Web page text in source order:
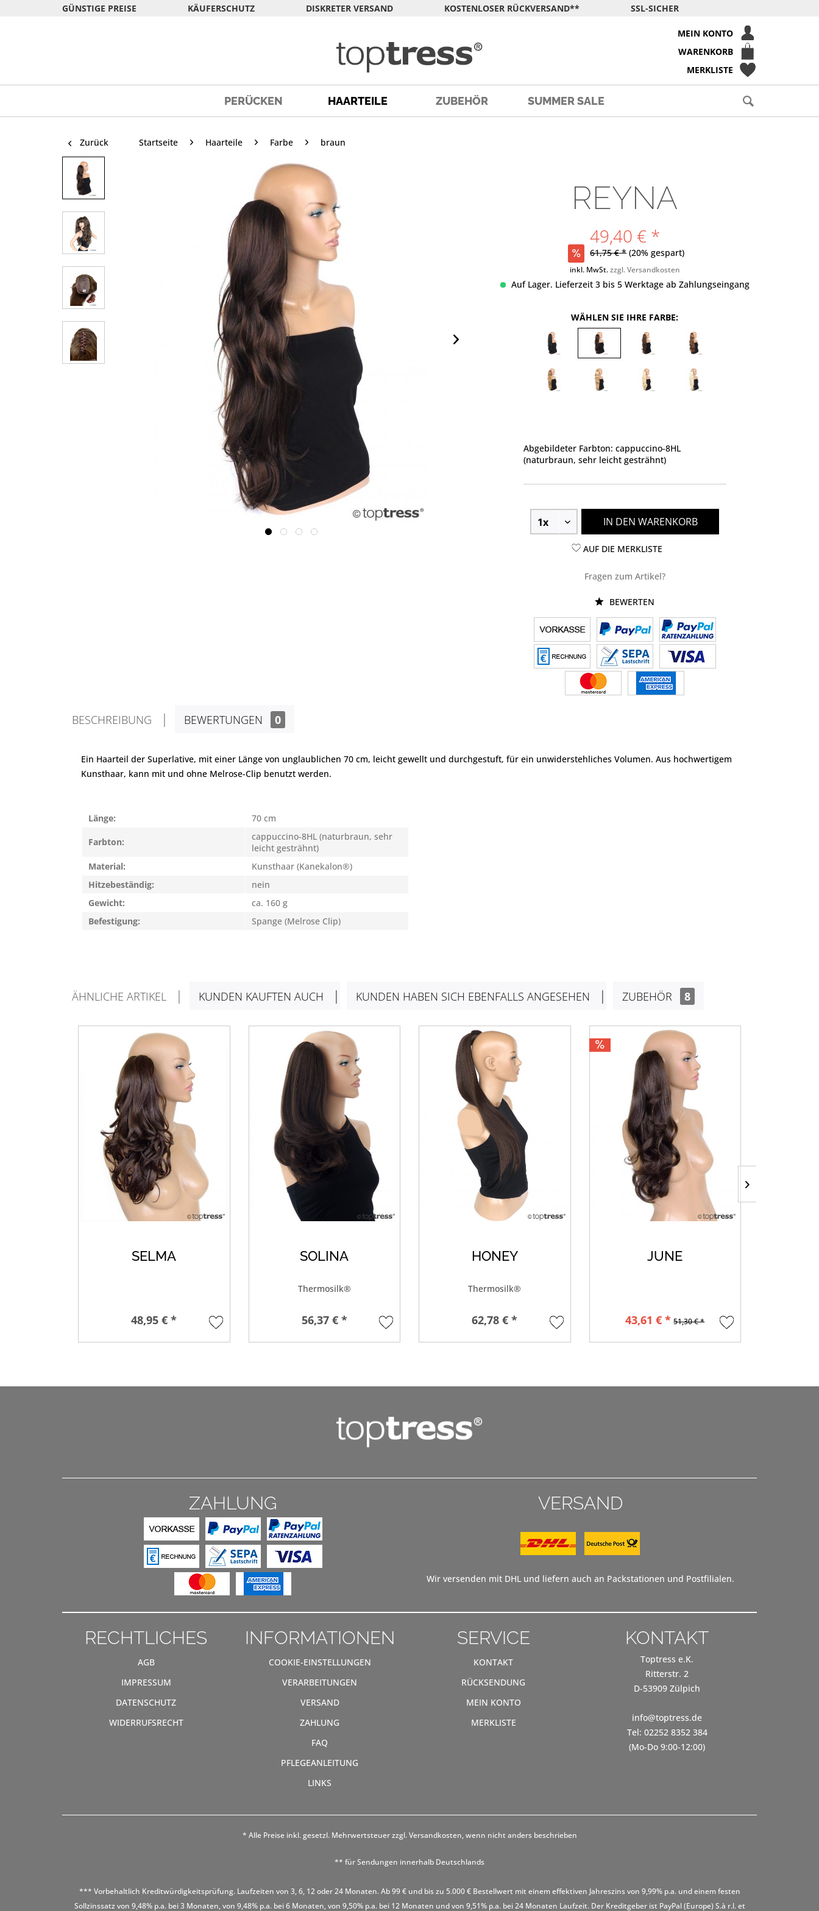
GÜNSTIGE PREISE KÄUFERSCHUTZ DISKRETER VERSAND KOSTENLOSER RÜCKVERSAND** SSL-SICHER
MEIN KONTO
WARENKORB
MERKLISTE
PERÜCKEN HAARTEILE ZUBEHÖR SUMMER SALE
Zurück Startseite Haarteile Farbe braun
REYNA
49,40 € *
61,75 € * (20% gespart)
inkl. MwSt.zzgl. Versandkosten
Auf Lager. Lieferzeit 3 bis 5 Werktage ab Zahlungseingang
WÄHLEN SIE IHRE FARBE:
Abgebildeter Farbton: cappuccino-8HL
(naturbraun, sehr leicht gesträhnt)
IN DEN WARENKORB
AUF DIE MERKLISTE
Fragen zum Artikel?
BEWERTEN
BESCHREIBUNG BEWERTUNGEN 0
Ein Haarteil der Superlative, mit einer Länge von unglaublichen 70 cm, leicht gewellt und durchgestuft, für ein unwiderstehliches Volumen. Aus hochwertigem
Kunsthaar, kann mit und ohne Melrose-Clip benutzt werden.
Länge: 70 cm
Farbton:
cappuccino-8HL (naturbraun, sehr
leicht gesträhnt)
Material:
Kunsthaar (Kanekalon®)
Hitzebeständig:
nein
Gewicht:
ca. 160 g
Befestigung:
Spange (Melrose Clip)
ÄHNLICHE ARTIKEL KUNDEN KAUFTEN AUCH KUNDEN HABEN SICH EBENFALLS ANGESEHEN ZUBEHÖR 8
SELMA
48,95 € *
SOLINA
Thermosilk®
56,37 € *
HONEY
Thermosilk®
62,78 € *
JUNE
43,61 € * 51,30 € *
ZAHLUNG VERSAND
Wir versenden mit DHL und liefern auch an Packstationen und Postfilialen.
RECHTLICHES
AGB
IMPRESSUM
DATENSCHUTZ
WIDERRUFSRECHT
INFORMATIONEN
COOKIE-EINSTELLUNGEN
VERARBEITUNGEN
VERSAND
ZAHLUNG
FAQ
PFLEGEANLEITUNG
LINKS
SERVICE
KONTAKT
RÜCKSENDUNG
MEIN KONTO
MERKLISTE
KONTAKT
Toptress e.K.
Ritterstr. 2
D-53909 Zülpich
info@toptress.de
Tel: 02252 8352 384
(Mo-Do 9:00-12:00)
* Alle Preise inkl. gesetzl. Mehrwertsteuer zzgl.Versandkosten, wenn nicht anders beschrieben
** für Sendungen innerhalb Deutschlands
*** Vorbehaltlich Kreditwürdigkeitsprüfung. Laufzeiten von 3, 6, 12 oder 24 Monaten. Ab 99 € und bis zu 5.000 € Bestellwert mit einem effektiven Jahreszins von 9,99% p.a. und einem festen
Sollzinssatz von 9,48% p.a. bei 3 Monaten, von 9,48% p.a. bei 6 Monaten, von 9,50% p.a. bei 12 Monaten und von 9,51% p.a. bei 24 Monaten Laufzeit. Der Kreditgeber ist PayPal (Europe) S.à r.l. et